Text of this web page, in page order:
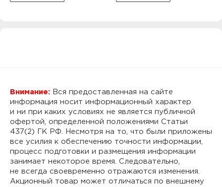
Внимание: Вся предоставленная на сайте
информация носит информационный характер
и ни при каких условиях не является публичной
офертой, определенной положениями Статьи
437(2) ГК РФ. Несмотря на то, что были приложены
все усилия к обеспечению точности информации,
процесс подготовки и размещения информации
занимает некоторое время. Следовательно,
не всегда своевременно отражаются изменения.
Акционный товар может отличаться по внешнему